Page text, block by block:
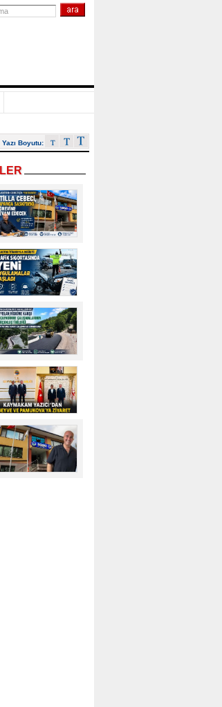
Yazı Boyutu: